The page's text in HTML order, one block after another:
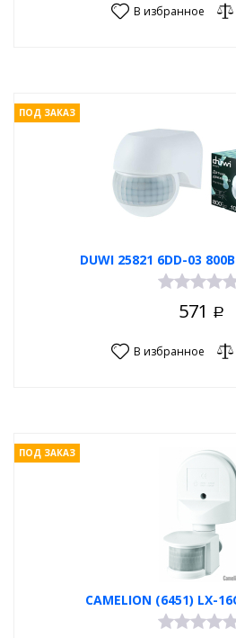
В избранное
DUWI 25821 6DD-03
ПОД ЗАКАЗ
571 Р
В избранное
CAMELION (6451) LX-
ПОД ЗАКАЗ